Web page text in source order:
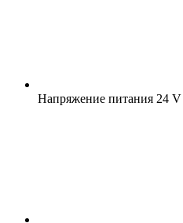
Напряжение питания 24 V